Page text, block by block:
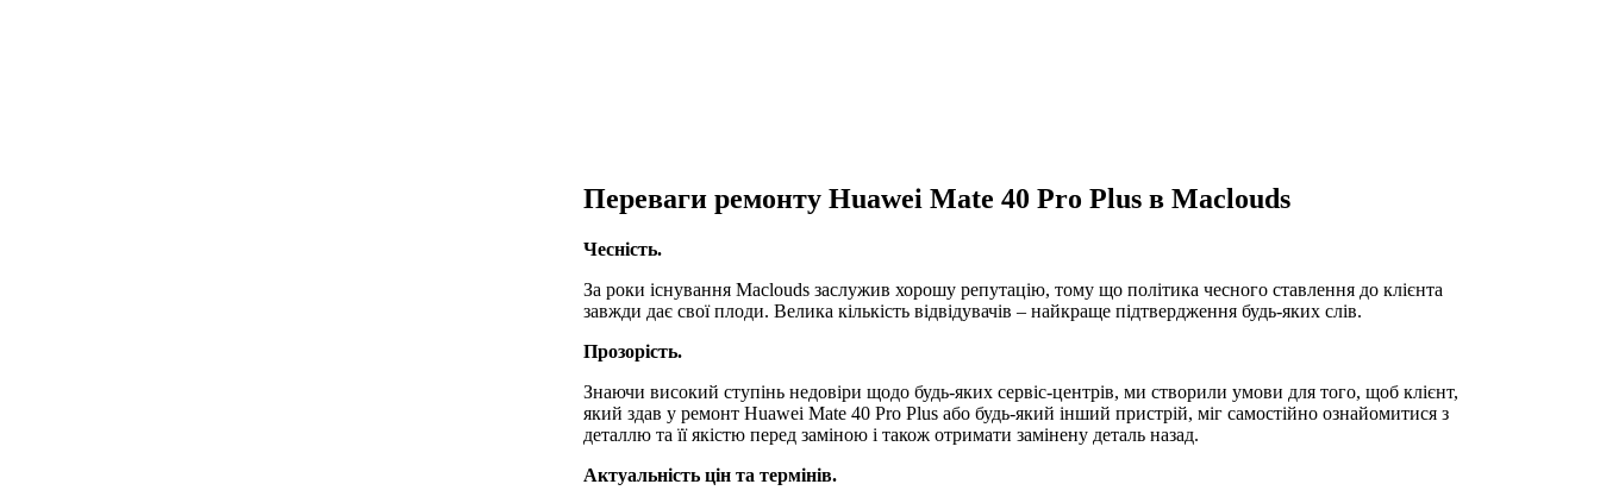
Переваги ремонту Huawei Mate 40 Pro Plus в Maclouds
Чесність.
За роки існування Maclouds заслужив хорошу репутацію, тому що політика чесного ставлення до клієнта
завжди дає свої плоди. Велика кількість відвідувачів – найкраще підтвердження будь-яких слів.
Прозорість.
Знаючи високий ступінь недовіри щодо будь-яких сервіс-центрів, ми створили умови для того, щоб клієнт,
який здав у ремонт Huawei Mate 40 Pro Plus або будь-який інший пристрій, міг самостійно ознайомитися з
деталлю та її якістю перед заміною і також отримати замінену деталь назад.
Актуальність цін та термінів.